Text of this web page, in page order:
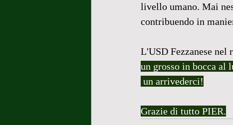
livello umano. Mai
contribuendo in
L'USD Fezzanese
un grosso in bocca al
un arrivederci!
Grazie di tutto PIER.